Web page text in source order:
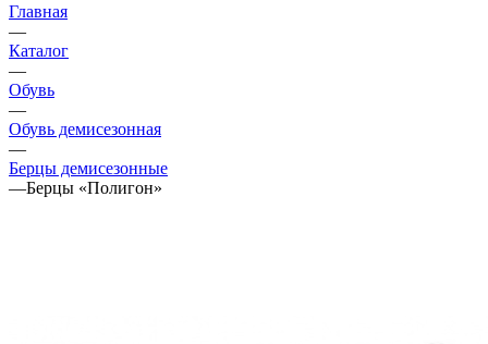
Главная
—
Каталог
—
Обувь
—
Обувь демисезонная
—
Берцы демисезонные
—Берцы «Полигон»